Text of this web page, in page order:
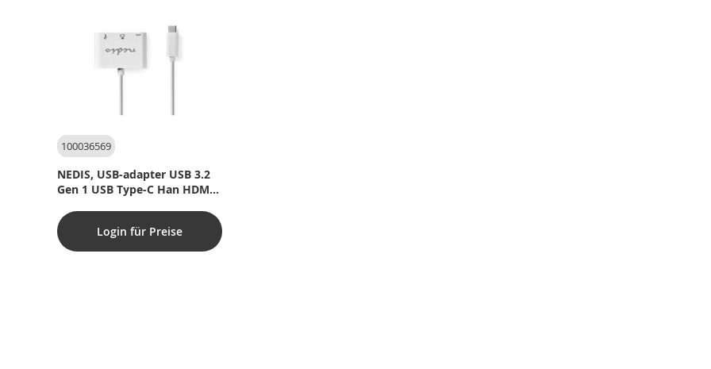
100036569
NEDIS, USB-adapter USB 3.2
Gen 1 USB Type-C Han HDMI 
-udgang / USB Type-C Hun /
USB-A Hun 5 Gbps 0.20 m
Runde Nikkelplateret PVC
Login für Preise